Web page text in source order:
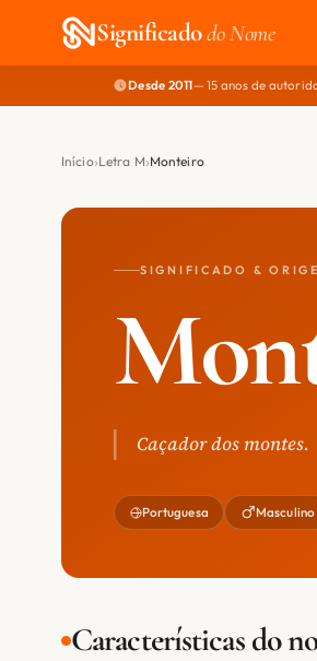
Significadodo Nome
Desde 2011— 15 anos de
Início Letra M Monteiro
SIGNIFICADO &
Caçador dos montes.
Portuguesa Masculino
Características do